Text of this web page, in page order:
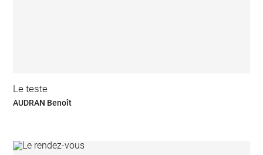
Le teste
AUDRAN Benoît